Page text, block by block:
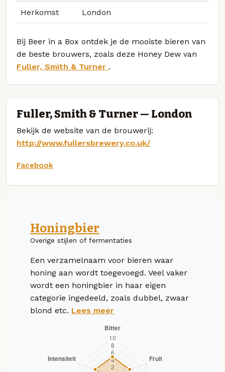
Herkomst London
Bij Beer in a Box ontdek je de mooiste bieren van
de beste brouwers, zoals deze Honey Dew van
Fuller, Smith & Turner .
Fuller, Smith & Turner — London
Bekijk de website van de brouwerij:
http://www.fullersbrewery.co.uk/
Facebook
Honingbier
Overige stijlen of fermentaties
Een verzamelnaam voor bieren waar
honing aan wordt toegevoegd. Veel vaker
wordt een honingbier in haar eigen
categorie ingedeeld, zoals dubbel, zwaar
blond etc. Lees meer